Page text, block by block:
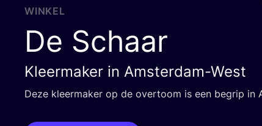
WINKEL
De Schaar
Kleermaker in Amsterdam-West
Deze kleer­ma­ker op de over­toom is een begrip in